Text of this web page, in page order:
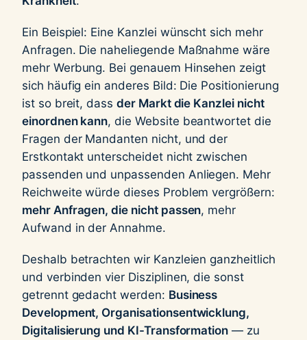
Ein Beispiel: Eine Kanzlei wünscht sich mehr
Anfragen. Die naheliegende Maßnahme wäre
mehr Werbung. Bei genauem Hinsehen zeigt
sich häufig ein anderes Bild: Die Positionierung
ist so breit, dassder Markt die Kanzlei nicht
einordnen kann, die Website beantwortet die
Fragen der Mandanten nicht, und der
Erstkontakt unterscheidet nicht zwischen
passenden und unpassenden Anliegen. Mehr
Reichweite würde dieses Problem vergrößern:
mehr Anfragen, die nicht passen, mehr
Aufwand in der Annahme.
Deshalb betrachten wir Kanzleien ganzheitlich
und verbinden vier Disziplinen, die sonst
getrennt gedacht werden: Business
Development, Organisationsentwicklung,
Digitalisierung und KI-Transformation — zu